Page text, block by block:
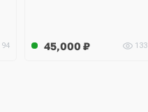
94 45,000 ₽ 133